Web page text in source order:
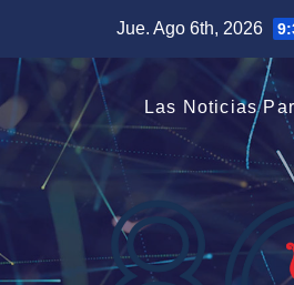
contenido
Jue. Ago 6th, 2026
Las Noticias